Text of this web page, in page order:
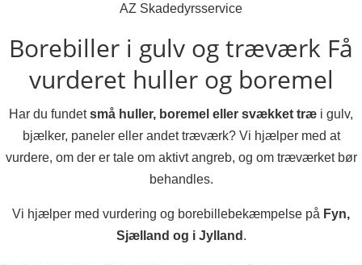
AZ Skadedyrsservice
Borebiller i gulv og træværk Få
vurderet huller og boremel
Har du fundetsmå huller, boremel eller svækket træ i gulv,
bjælker, paneler eller andet træværk? Vi hjælper med at
vurdere, om der er tale om aktivt angreb, og om træværket bør
behandles.
Vi hjælper med vurdering og borebillebekæmpelse på Fyn,
Sjælland og i Jylland .